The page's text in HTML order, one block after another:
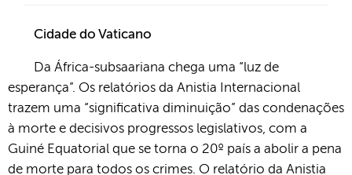
Cidade do Vaticano
Da África-subsaariana chega uma “luz de
esperança”. Os relatórios da Anistia Internacional
trazem uma “significativa diminuição” das condenações
à morte e decisivos progressos legislativos, com a
Guiné Equatorial que se torna o 20º país a abolir a pena
de morte para todos os crimes. O relatório da Anistia